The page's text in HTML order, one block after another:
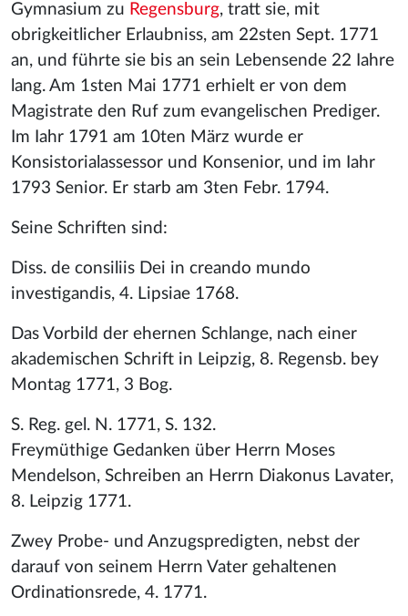
Gymnasium zu Regensburg, tratt sie, mit
obrigkeitlicher Erlaubniss, am 22sten Sept. 1771
an, und führte sie bis an sein Lebensende 22 Iahre
lang. Am 1sten Mai 1771 erhielt er von dem
Magistrate den Ruf zum evangelischen Prediger.
Im Iahr 1791 am 10ten März wurde er
Konsistorialassessor und Konsenior, und im Iahr
1793 Senior. Er starb am 3ten Febr. 1794.
Seine Schriften sind:
Diss. de consiliis Dei in creando mundo
investigandis, 4. Lipsiae 1768.
Das Vorbild der ehernen Schlange, nach einer
akademischen Schrift in Leipzig, 8. Regensb. bey
Montag 1771, 3 Bog.
S. Reg. gel. N. 1771, S. 132.
Freymüthige Gedanken über Herrn Moses
Mendelson, Schreiben an Herrn Diakonus Lavater,
8. Leipzig 1771.
Zwey Probe- und Anzugspredigten, nebst der
darauf von seinem Herrn Vater gehaltenen
Ordinationsrede, 4. 1771.